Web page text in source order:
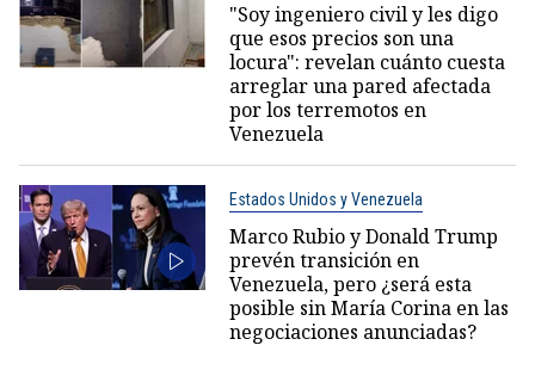
"Soy ingeniero civil y les digo
que esos precios son una
locura": revelan cuánto cuesta
arreglar una pared afectada
por los terremotos en
Venezuela
Estados Unidos y Venezuela
Marco Rubio y Donald Trump
prevén transición en
Venezuela, pero ¿será esta
posible sin María Corina en las
negociaciones anunciadas?